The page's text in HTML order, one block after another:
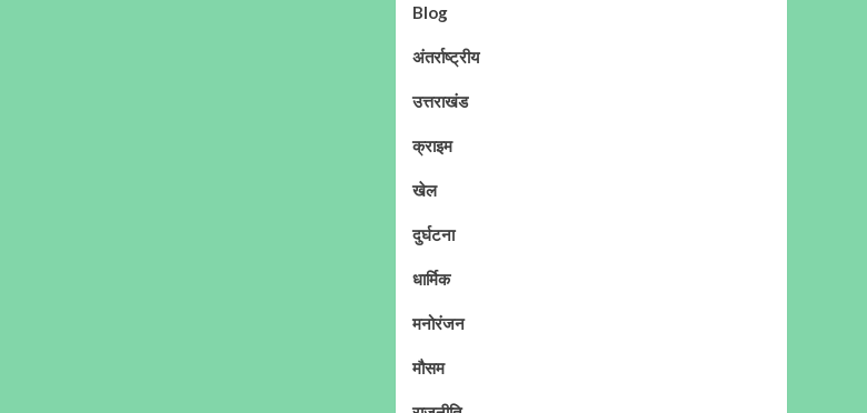
Blog
अंतर्राष्ट्रीय
उत्तराखंड
क्राइम
खेल
दुर्घटना
धार्मिक
मनोरंजन
मौसम